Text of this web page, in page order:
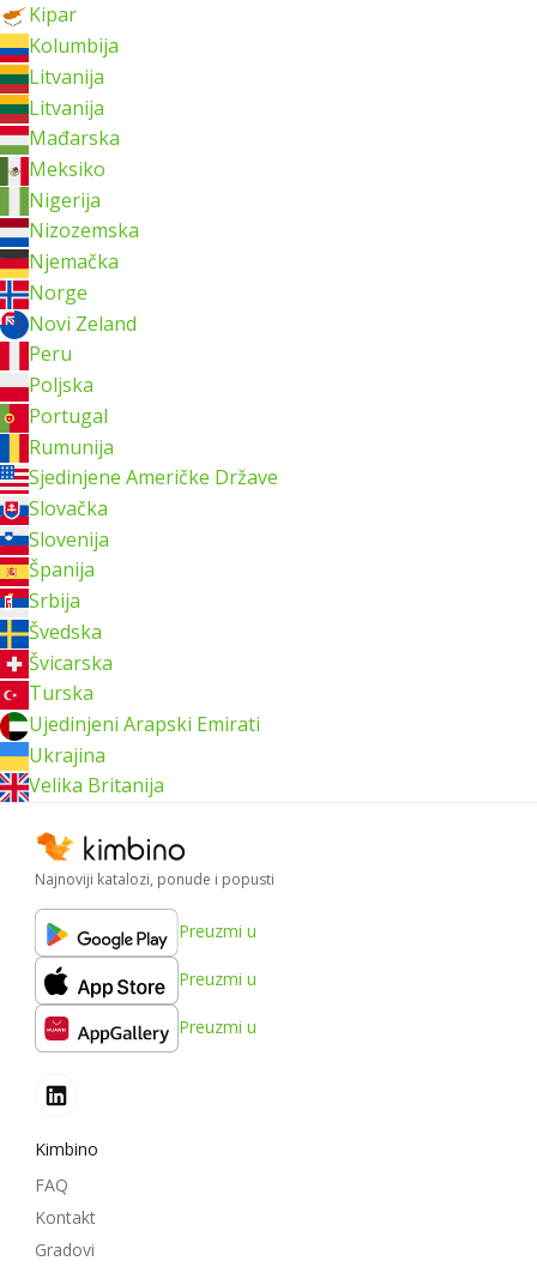
Kipar
Kolumbija
Litvanija
Litvanija
Mađarska
Meksiko
Nigerija
Nizozemska
Njemačka
Norge
Novi Zeland
Peru
Poljska
Portugal
Rumunija
Sjedinjene Američke Države
Slovačka
Slovenija
Španija
Srbija
Švedska
Švicarska
Turska
Ujedinjeni Arapski Emirati
Ukrajina
Velika Britanija
Najnoviji katalozi, ponude i popusti
Preuzmi u
Preuzmi u
Preuzmi u
Kimbino
FAQ
Kontakt
Gradovi